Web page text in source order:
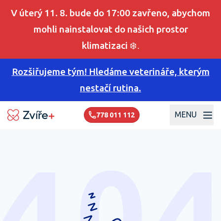
V úterý 11. 8. bude do 17:00 zavřeno, abychom
mohli nainstalovat do našich prostor
klimatizaci ❄️.
Rozšiřujeme tým! Hledáme veterináře, kterým
nestačí rutina.
MENU
778 011 112